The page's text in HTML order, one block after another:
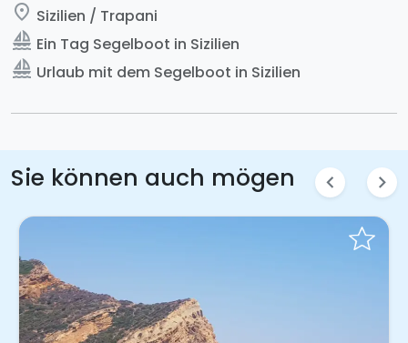
place Sizilien / Trapani
sailing Ein Tag Segelboot in Sizilien
sailing Urlaub mit dem Segelboot in Sizilien
Sie können auch mögen chevron_left chevron_right